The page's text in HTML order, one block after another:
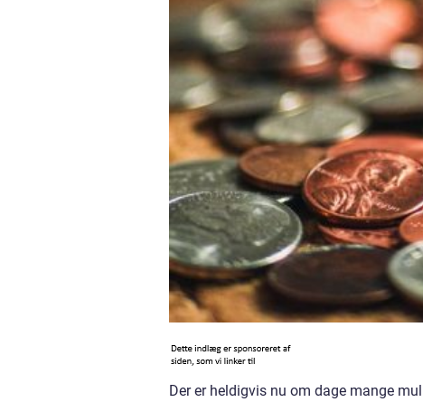
Der er heldigvis nu om dage mange